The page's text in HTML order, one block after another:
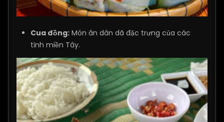
Cua đồng: Món ăn dân dã đặc trưng của các
tỉnh miền Tây.